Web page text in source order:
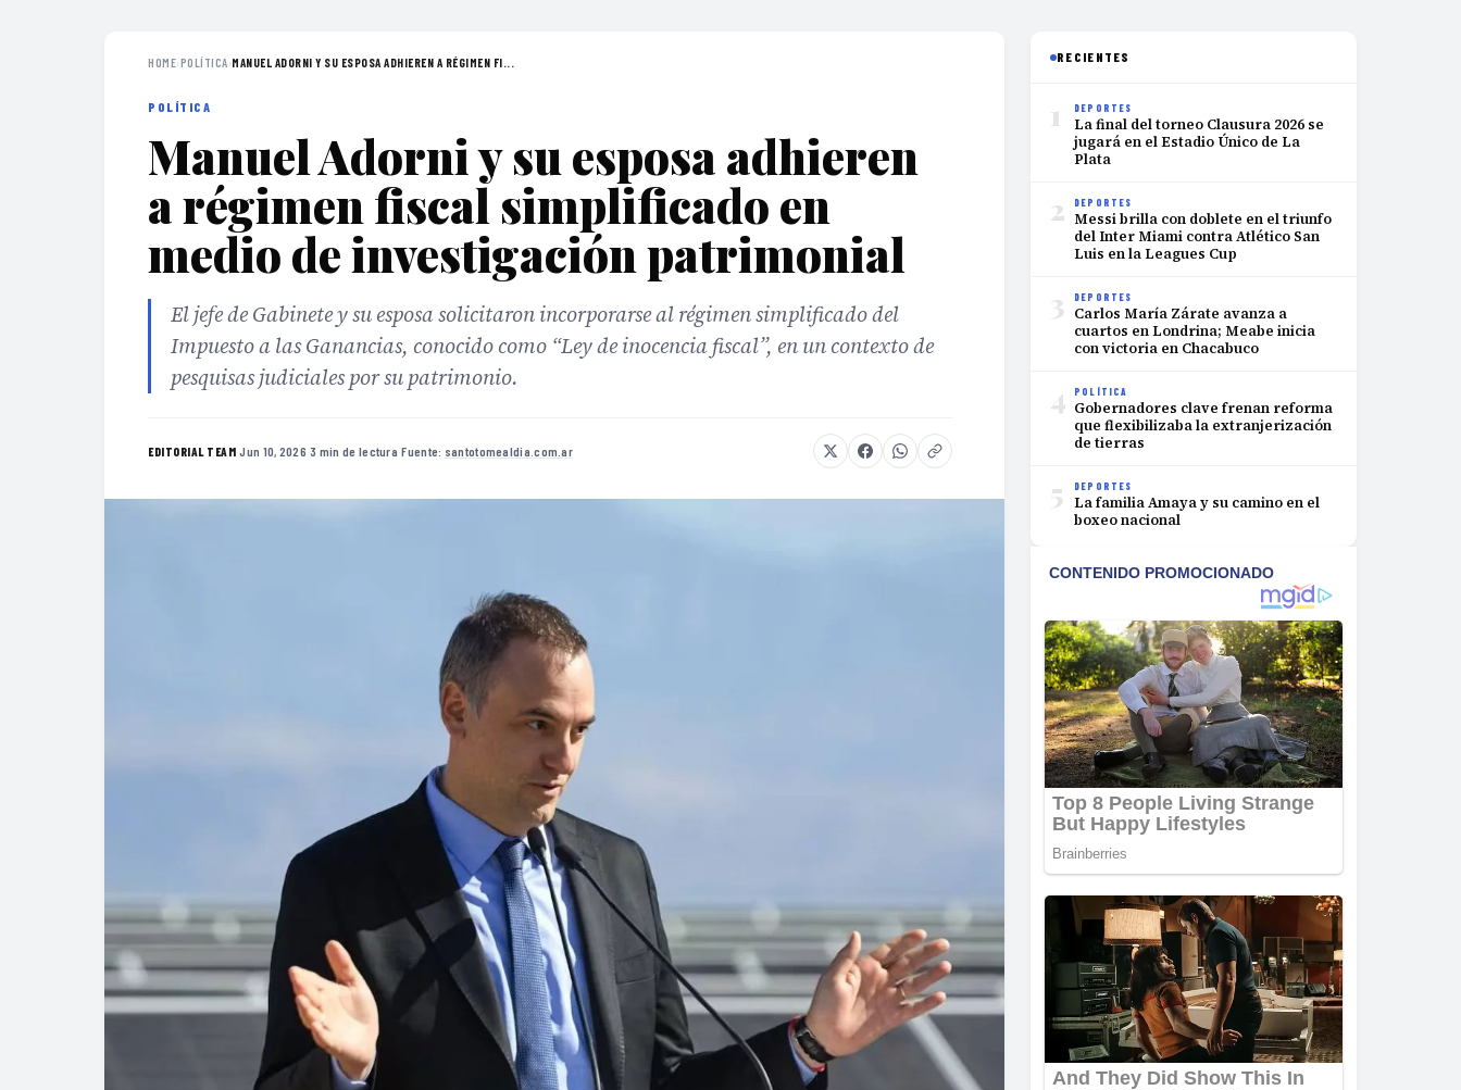
HOME›POLÍTICA›MANUEL ADORNI Y SU ESPOSA ADHIEREN A RÉGIMEN FI...
POLÍTICA
Manuel Adorni y su esposa adhieren
a régimen fiscal simplificado en
medio de investigación patrimonial
El jefe de Gabinete y su esposa solicitaron incorporarse al régimen simplificado del
Impuesto a las Ganancias, conocido como “Ley de inocencia fiscal”, en un contexto de
pesquisas judiciales por su patrimonio.
EDITORIAL TEAM·Jun 10, 2026·3 min de lectura·Fuente: santotomealdia.com.ar
RECIENTES
1 DEPORTES
La final del torneo Clausura 2026 se
jugará en el Estadio Único de La
Plata
2 DEPORTES
Messi brilla con doblete en el triunfo
del Inter Miami contra Atlético San
Luis en la Leagues Cup
3 DEPORTES
Carlos María Zárate avanza a
cuartos en Londrina; Meabe inicia
con victoria en Chacabuco
4 POLÍTICA
Gobernadores clave frenan reforma
que flexibilizaba la extranjerización
de tierras
5 DEPORTES
La familia Amaya y su camino en el
boxeo nacional